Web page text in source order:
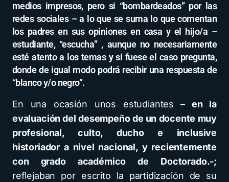
medios impresos, pero si “bombardeados” por las
redes sociales – a lo que se suma lo que comentan
los padres en sus opiniones en casa y el hijo/a –
estudiante, “escucha” , aunque no necesariamente
esté atento a los temas y si fuese el caso pregunta,
donde de igual modo podrá recibir una respuesta de
“blanco y/o negro”.
En una ocasión unos estudiantes – en la
evaluación del desempeño de un docente muy
profesional, culto, ducho e inclusive
historiador a nivel nacional, y recientemente
con grado académico de Doctorado.-;
reflejaban por escrito la partidización de su